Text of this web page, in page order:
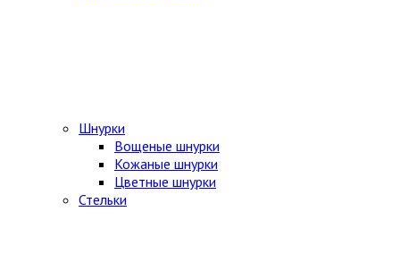
Шнурки
Вощеные шнурки
Кожаные шнурки
Цветные шнурки
Стельки